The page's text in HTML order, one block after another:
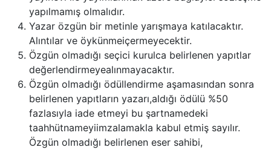
yapılmamış olmalıdır.
Yazar özgün bir metinle yarışmaya katılacaktır.
Alıntılar ve öykünmeiçermeyecektir.
Özgün olmadığı seçici kurulca belirlenen yapıtlar
değerlendirmeyealınmayacaktır.
Özgün olmadığı ödüllendirme aşamasından sonra
belirlenen yapıtların yazarı,aldığı ödülü %50
fazlasıyla iade etmeyi bu şartnamedeki
taahhütnameyiimzalamakla kabul etmiş sayılır.
Özgün olmadığı belirlenen eser sahibi,